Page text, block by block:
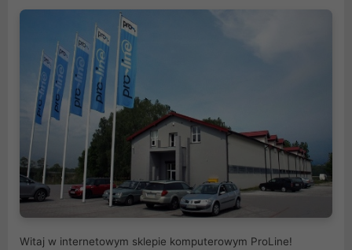
Witaj w internetowym sklepie komputerowym ProLine!